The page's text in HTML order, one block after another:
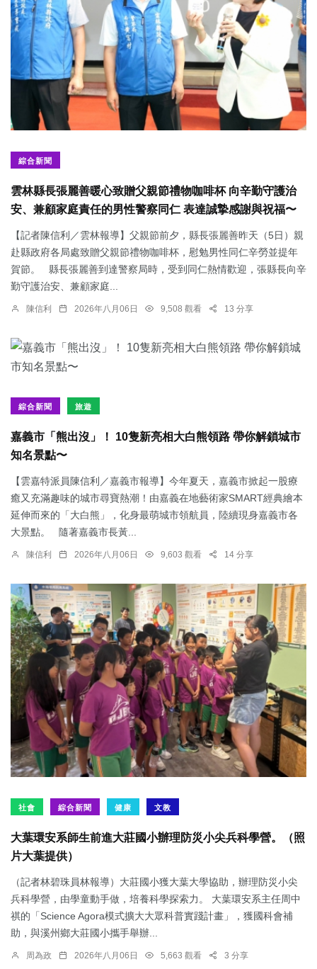
綜合新聞
雲林縣長張麗善暖心致贈父親節禮物咖啡杯 向辛勤守護治
安、兼顧家庭責任的男性警察同仁 表達誠摯感謝與祝福〜
【記者陳信利／雲林報導】父親節前夕，縣長張麗善昨天（5日）親
赴縣政府各局處致贈父親節禮物咖啡杯，慰勉男性同仁辛勞並提年
賀節。 縣長張麗善到達警察局時，受到同仁熱情歡迎，張縣長向辛
勤守護治安、兼顧家庭...
陳信利 2026年八月06日 9,508 觀看 13 分享
綜合新聞 旅遊
嘉義市「熊出沒」！ 10隻新亮相大白熊領路 帶你解鎖城市
知名景點〜
【雲嘉特派員陳信利／嘉義市報導】今年夏天，嘉義市掀起一股療
癒又充滿趣味的城市尋寶熱潮！由嘉義在地藝術家SMART經典繪本
延伸而來的「大白熊」，化身最萌城市領航員，陸續現身嘉義市各
大景點。 隨著嘉義市長黃...
陳信利 2026年八月06日 9,603 觀看 14 分享
社會 綜合新聞 健康 文教
大葉環安系師生前進大莊國小辦理防災小尖兵科學營。（照
片大葉提供）
（記者林碧珠員林報導）大莊國小獲大葉大學協助，辦理防災小尖
兵科學營，由學童動手做，培養科學探索力。 大葉環安系主任周中
祺的「Science Agora模式擴大大眾科普實踐計畫」，獲國科會補
助，與溪州鄉大莊國小攜手舉辦...
周為政 2026年八月06日 5,663 觀看 3 分享